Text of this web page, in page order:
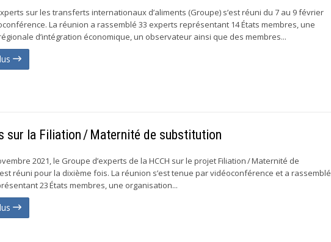
sur les transferts internationaux d’aliments (Groupe) s’est réuni du 7 au 9 février
La réunion a rassemblé 33 experts représentant 14 États membres, une
d’intégration économique, un observateur ainsi que des membres...
sur la Filiation / Maternité de substitution
2021, le Groupe d’experts de la HCCH sur le projet Filiation / Maternité de
réuni pour la dixième fois. La réunion s’est tenue par vidéoconférence et a rassemblé
23 États membres, une organisation...